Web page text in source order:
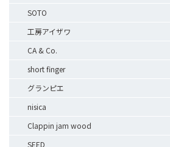
SOTO
工房アイザワ
CA & Co.
short finger
グランピエ
nisica
Clappin jam wood
SEED